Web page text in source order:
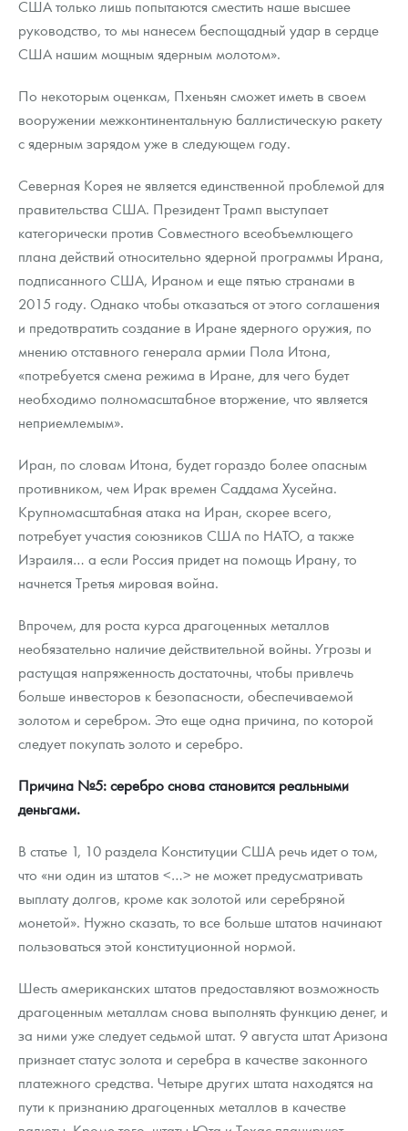
США только лишь попытаются сместить наше высшее
руководство, то мы нанесем беспощадный удар в сердце
США нашим мощным ядерным молотом».
По некоторым оценкам, Пхеньян сможет иметь в своем
вооружении межконтинентальную баллистическую ракету
с ядерным зарядом уже в следующем году.
Северная Корея не является единственной проблемой для
правительства США. Президент Трамп выступает
категорически против Совместного всеобъемлющего
плана действий относительно ядерной программы Ирана,
подписанного США, Ираном и еще пятью странами в
2015 году. Однако чтобы отказаться от этого соглашения
и предотвратить создание в Иране ядерного оружия, по
мнению отставного генерала армии Пола Итона,
«потребуется смена режима в Иране, для чего будет
необходимо полномасштабное вторжение, что является
неприемлемым».
Иран, по словам Итона, будет гораздо более опасным
противником, чем Ирак времен Саддама Хусейна.
Крупномасштабная атака на Иран, скорее всего,
потребует участия союзников США по НАТО, а также
Израиля… а если Россия придет на помощь Ирану, то
начнется Третья мировая война.
Впрочем, для роста курса драгоценных металлов
необязательно наличие действительной войны. Угрозы и
растущая напряженность достаточны, чтобы привлечь
больше инвесторов к безопасности, обеспечиваемой
золотом и серебром. Это еще одна причина, по которой
следует покупать золото и серебро.
Причина №5: серебро снова становится реальными
деньгами.
В статье 1, 10 раздела Конституции США речь идет о том,
что «ни один из штатов <…> не может предусматривать
выплату долгов, кроме как золотой или серебряной
монетой». Нужно сказать, то все больше штатов начинают
пользоваться этой конституционной нормой.
Шесть американских штатов предоставляют возможность
драгоценным металлам снова выполнять функцию денег, и
за ними уже следует седьмой штат. 9 августа штат Аризона
признает статус золота и серебра в качестве законного
платежного средства. Четыре других штата находятся на
пути к признанию драгоценных металлов в качестве